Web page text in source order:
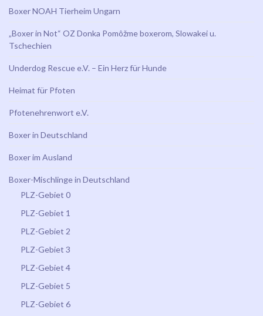
Boxer NOAH Tierheim Ungarn
„Boxer in Not“ OZ Donka Pomôžme boxerom, Slowakei u.
Tschechien
Underdog Rescue e.V. – Ein Herz für Hunde
Heimat für Pfoten
Pfotenehrenwort e.V.
Boxer in Deutschland
Boxer im Ausland
Boxer-Mischlinge in Deutschland
PLZ-Gebiet 0
PLZ-Gebiet 1
PLZ-Gebiet 2
PLZ-Gebiet 3
PLZ-Gebiet 4
PLZ-Gebiet 5
PLZ-Gebiet 6